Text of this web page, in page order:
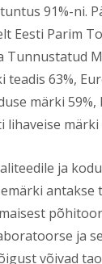
91%-ni.
Eesti Parim
Tunnustatud
63%,
märki 59%,
lihaveise
ja
antakse
ja
võivad